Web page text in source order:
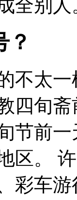
全别
？
不太
四旬
节前
区。
彩车